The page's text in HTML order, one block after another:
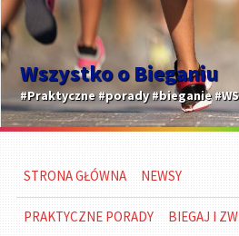
Wszystko o Bieganiu
#Praktyczne #porady #bieganie
STRONA GŁÓWNA NEWSY
PRAKTYCZNE PORADY BIEGAJ I